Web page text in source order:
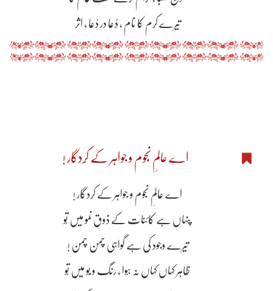
تیرے کرم کا نام ، دُعا در دُعا ، اثر
اے عالمِ نجوم و جواہر کے کِردگار !
اے عالمِ نجوم و جواہر کے کِردگار !
پنہاں ہے کائنات کے ذوقِ نمو میں تُو
تیرے وجود کی ہے گواہی چمن چمن !
ظاہر کہاں کہاں نہ ہُوا ، رنگ و بُو میں تُو